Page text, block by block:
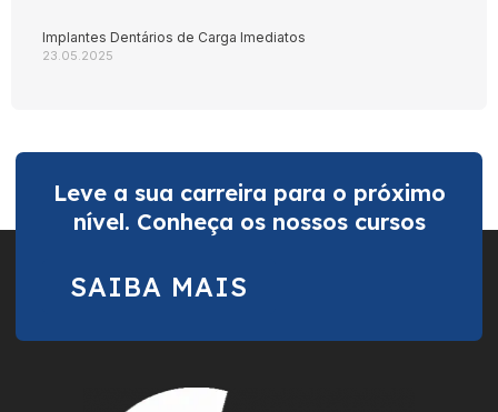
Implantes Dentários de Carga Imediatos
23.05.2025
Leve a sua carreira para o próximo
nível. Conheça os nossos cursos
SAIBA MAIS